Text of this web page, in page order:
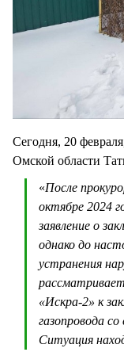
Сегодня, 20
Омской области
«После
октябре 2024
заявление о
однако до
устранения
«Искра-2» к
газопровода со
Ситуация